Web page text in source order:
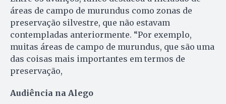
áreas de campo de murundus como zonas de
preservação silvestre, que não estavam
contempladas anteriormente. “Por exemplo,
muitas áreas de campo de murundus, que são uma
das coisas mais importantes em termos de
preservação,
Audiência na Alego